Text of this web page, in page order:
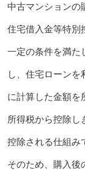
中古マンションの
住宅借入金等特別
一定の条件を満た
し、住宅ローンを
に計算した金額を
所得税から控除し
控除される仕組み
そのため、購入後